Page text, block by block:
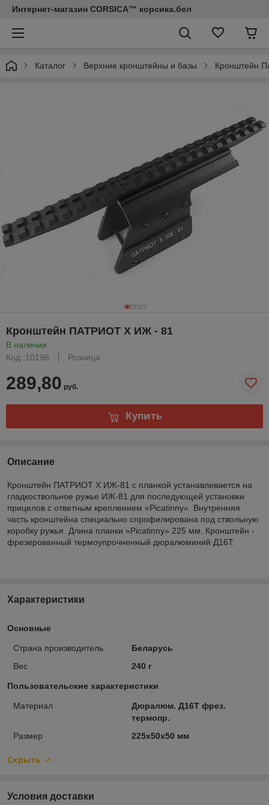
Интернет-магазин CORSICA™ корсика.бел
Каталог Верхние кронштейны и базы Кронштейн
Кронштейн ПАТРИОТ Х ИЖ - 81
В наличии
Код: 10198
Розница
289,80 руб.
Купить
Описание
Кронштейн ПАТРИОТ Х ИЖ-81 с планкой устанавливается на
гладкоствольное ружье ИЖ-81 для последующей установки
прицелов с ответным креплением «Picatinny». Внутренняя
часть кронштейна специально спрофилирована под ствольную
коробку ружья. Длина планки «Picatinny» 225 мм. Кронштейн -
фрезерованный термоупрочненный дюралюминий Д16Т.
Характеристики
Основные
Страна производитель
Беларусь
Вес
240 г
Пользовательские характеристики
Материал
Дюралюм. Д16Т фрез.
термопр.
Размер
225х50х50 мм
Скрыть
Условия доставки